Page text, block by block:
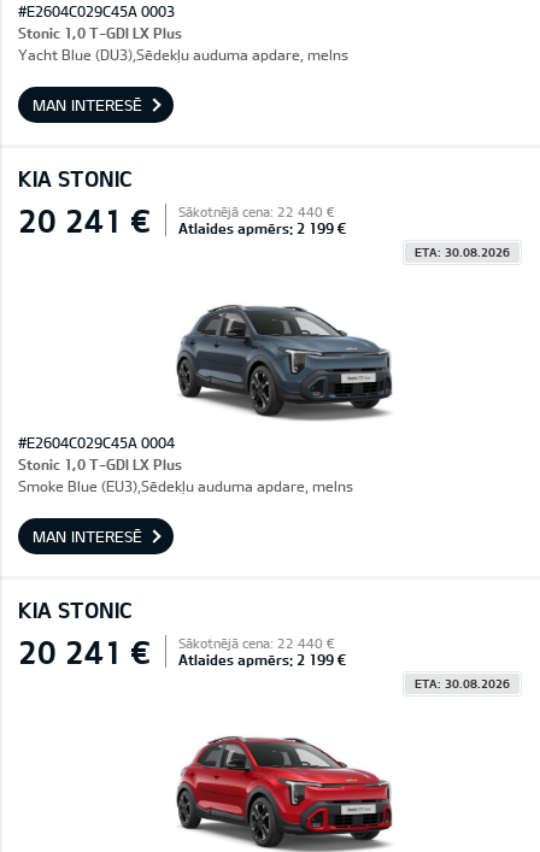
#E2604C029C45A 0003
Stonic 1,0 T-GDI LX Plus
Yacht Blue (DU3),Sēdekļu auduma apdare, melns
MAN INTERESĒ
KIA STONIC
20 241 € Sākotnējā cena: 22 440 €
Atlaides apmērs: 2 199 €
ETA: 30.08.2026
#E2604C029C45A 0004
Stonic 1,0 T-GDI LX Plus
Smoke Blue (EU3),Sēdekļu auduma apdare, melns
MAN INTERESĒ
KIA STONIC
20 241 € Sākotnējā cena: 22 440 €
Atlaides apmērs: 2 199 €
ETA: 30.08.2026